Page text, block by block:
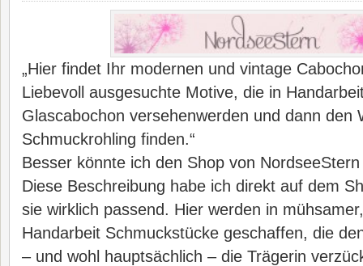
„Hier findet Ihr modernen und vintage
Liebevoll ausgesuchte Motive, die in
Glascabochon versehenwerden und dann den
Schmuckrohling finden.“
Besser könnte ich den Shop von
Diese Beschreibung habe ich direkt auf dem
sie wirklich passend. Hier werden in
Handarbeit Schmuckstücke geschaffen, die
– und wohl hauptsächlich – die Trägerin